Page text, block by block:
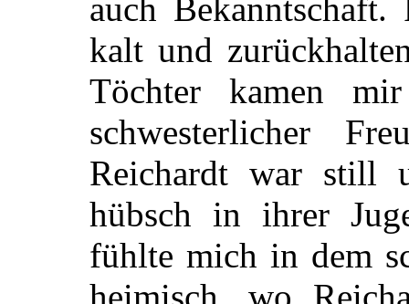
auch
kalt und
Töchter kamen
schwesterlicher
Reichardt war still
hübsch in ihrer
fühlte mich in dem
heimisch, wo